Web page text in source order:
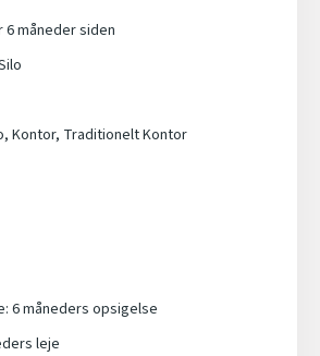
måneder siden
, Kontor, Traditionelt Kontor
: 6 måneders opsigelse
leje